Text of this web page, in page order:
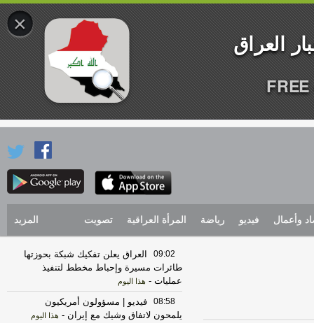
وأعمال فيديو رياضة المرأة العراقية تصويت المزيد
09:02
العراق يعلن تفكيك شبكة بحوزتها
طائرات مسيرة وإحباط مخطط لتنفيذ
عمليات - هذا اليوم
08:58
فيديو | مسؤولون أمريكيون
يلمحون لاتفاق وشيك مع إيران - هذا اليوم
×